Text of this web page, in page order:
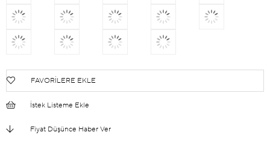
FAVORILERE EKLE
İstek Listeme Ekle
Fiyat Düşünce Haber Ver